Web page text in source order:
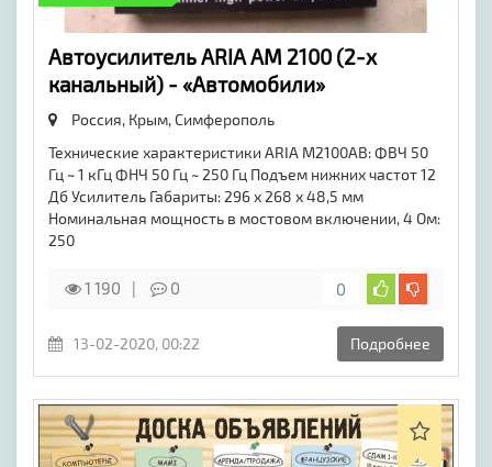
Автоусилитель ARIA AM 2100 (2-х
канальный) - «Автомобили»
Россия, Крым,Симферополь
Технические характеристики ARIA M2100AB: ФВЧ 50
Гц ~ 1 кГц ФНЧ 50 Гц ~ 250 Гц Подъем нижних частот 12
Дб Усилитель Габариты: 296 х 268 х 48,5 мм
Номинальная мощность в мостовом включении, 4 Ом:
250
1 190 0 0
13-02-2020, 00:22 Подробнее